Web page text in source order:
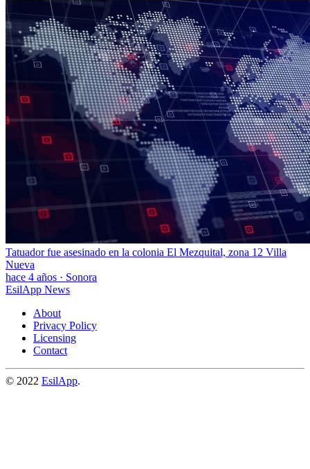
Tatuador fue asesinado en la colonia El Mezquital, zona 12 Villa
Nueva
hace 4 años · Sonora
EsilApp News
About
Privacy Policy
Licensing
Contact
© 2022 EsilApp.